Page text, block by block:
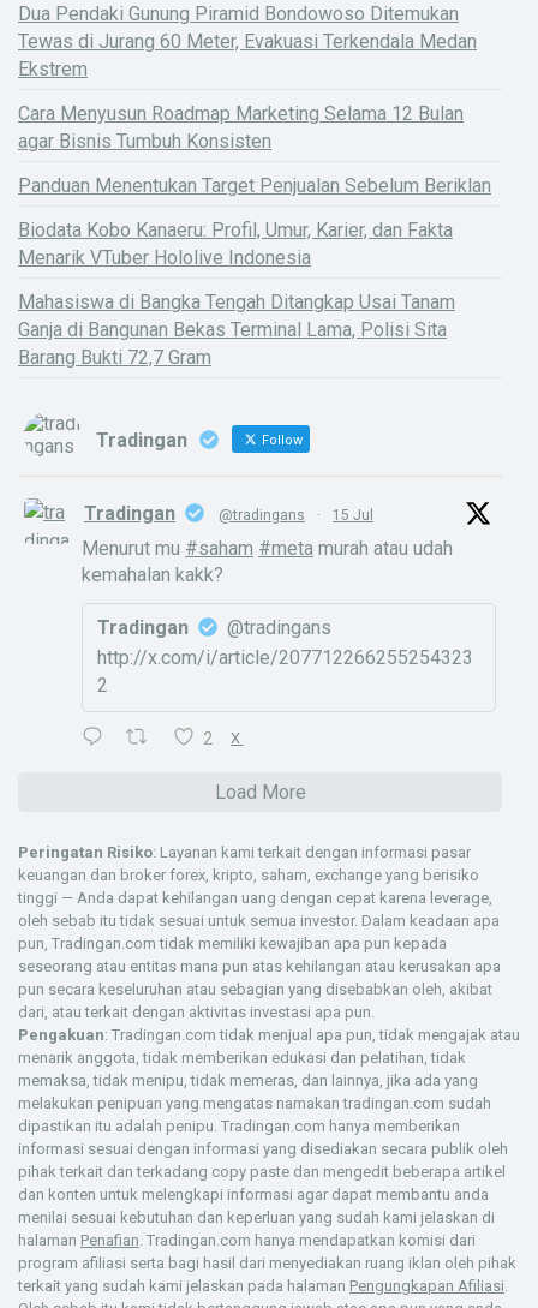
Dua Pendaki Gunung Piramid Bondowoso Ditemukan
Tewas di Jurang 60 Meter, Evakuasi Terkendala Medan
Ekstrem
Cara Menyusun Roadmap Marketing Selama 12 Bulan
agar Bisnis Tumbuh Konsisten
Panduan Menentukan Target Penjualan Sebelum Beriklan
Biodata Kobo Kanaeru: Profil, Umur, Karier, dan Fakta
Menarik VTuber Hololive Indonesia
Mahasiswa di Bangka Tengah Ditangkap Usai Tanam
Ganja di Bangunan Bekas Terminal Lama, Polisi Sita
Barang Bukti 72,7 Gram
Tradingan Follow
Tradingan @tradingans · 15 Jul
Menurut mu #saham #meta murah atau udah
kemahalan kakk?
Tradingan
@tradingans
http://x.com/i/article/207712266255254323
2
2 X
Load More
Peringatan Risiko: Layanan kami terkait dengan informasi pasar
keuangan dan broker forex, kripto, saham, exchange yang berisiko
tinggi — Anda dapat kehilangan uang dengan cepat karena leverage,
oleh sebab itu tidak sesuai untuk semua investor. Dalam keadaan apa
pun, Tradingan.com tidak memiliki kewajiban apa pun kepada
seseorang atau entitas mana pun atas kehilangan atau kerusakan apa
pun secara keseluruhan atau sebagian yang disebabkan oleh, akibat
dari, atau terkait dengan aktivitas investasi apa pun.
Pengakuan: Tradingan.com tidak menjual apa pun, tidak mengajak atau
menarik anggota, tidak memberikan edukasi dan pelatihan, tidak
memaksa, tidak menipu, tidak memeras, dan lainnya, jika ada yang
melakukan penipuan yang mengatas namakan tradingan.com sudah
dipastikan itu adalah penipu. Tradingan.com hanya memberikan
informasi sesuai dengan informasi yang disediakan secara publik oleh
pihak terkait dan terkadang copy paste dan mengedit beberapa artikel
dan konten untuk melengkapi informasi agar dapat membantu anda
menilai sesuai kebutuhan dan keperluan yang sudah kami jelaskan di
halaman Penafian . Tradingan.com hanya mendapatkan komisi dari
program afiliasi serta bagi hasil dari menyediakan ruang iklan oleh pihak
terkait yang sudah kami jelaskan pada halaman Pengungkapan Afiliasi